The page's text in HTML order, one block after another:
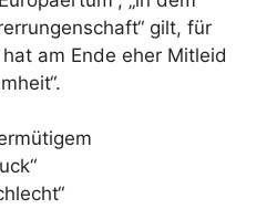
gilt, für
hat am Ende eher Mitleid